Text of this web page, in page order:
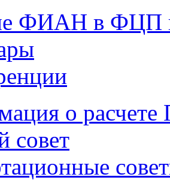
ФИАН в ФЦП
о
совет